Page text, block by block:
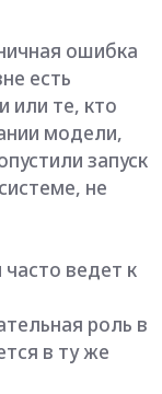
и добавить
базы и
скиллы.
между